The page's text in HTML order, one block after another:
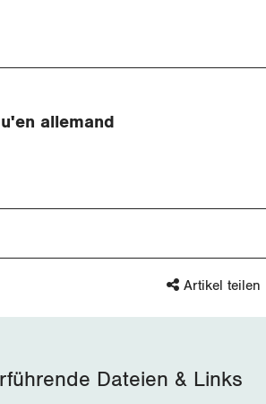
allemand
Artikel teilen
Dateien & Links